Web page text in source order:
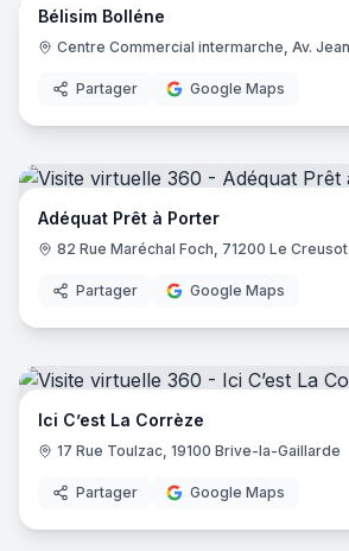
Bélisim Bolléne
Partager Google Maps
Adéquat Prêt à Porter
82 Rue Maréchal Foch, 71200 Le Creusot
Partager Google Maps
Ici C’est La Corrèze
17 Rue Toulzac, 19100 Brive-la-Gaillarde
Partager Google Maps